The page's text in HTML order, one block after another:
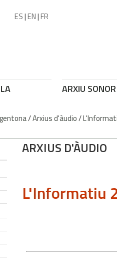
ES|EN|FR
ARXIU SONOR
/Arxius d'àudio/
ARXIUS D'ÀUDIO
L'Informatiu